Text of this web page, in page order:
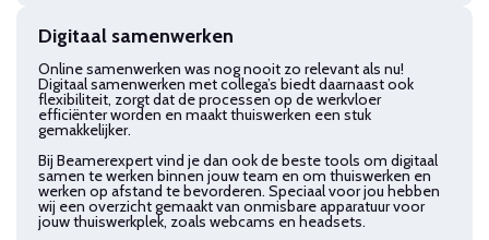
Digitaal samenwerken
Online samenwerken was nog nooit zo relevant als nu!
Digitaal samenwerken met collega’s biedt daarnaast ook
flexibiliteit, zorgt dat de processen op de werkvloer
efficiënter worden en maakt thuiswerken een stuk
gemakkelijker.
Bij Beamerexpert vind je dan ook de beste tools om digitaal
samen te werken binnen jouw team en om thuiswerken en
werken op afstand te bevorderen. Speciaal voor jou hebben
wij een overzicht gemaakt van onmisbare apparatuur voor
jouw thuiswerkplek, zoals webcams en headsets.